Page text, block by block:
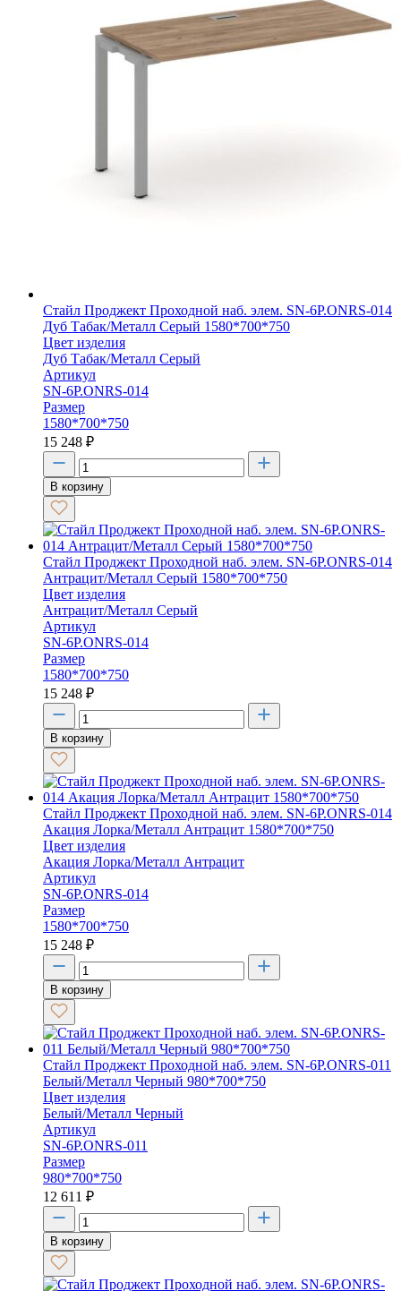
Стайл Проджект Проходной наб. элем. SN-6P.ONRS-014
Дуб Табак/Металл Серый 1580*700*750
Цвет изделия
Дуб Табак/Металл Серый
Артикул
SN-6P.ONRS-014
Размер
1580*700*750
15 248 ₽
В корзину
Стайл Проджект Проходной наб. элем. SN-6P.ONRS-014
Антрацит/Металл Серый 1580*700*750
Цвет изделия
Антрацит/Металл Серый
Артикул
SN-6P.ONRS-014
Размер
1580*700*750
15 248 ₽
В корзину
Стайл Проджект Проходной наб. элем. SN-6P.ONRS-014
Акация Лорка/Металл Антрацит 1580*700*750
Цвет изделия
Акация Лорка/Металл Антрацит
Артикул
SN-6P.ONRS-014
Размер
1580*700*750
15 248 ₽
В корзину
Стайл Проджект Проходной наб. элем. SN-6P.ONRS-011
Белый/Металл Черный 980*700*750
Цвет изделия
Белый/Металл Черный
Артикул
SN-6P.ONRS-011
Размер
980*700*750
12 611 ₽
В корзину